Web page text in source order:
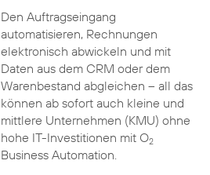
Den Auftragseingang
automatisieren, Rechnungen
elektronisch abwickeln und mit
Daten aus dem CRM oder dem
Warenbestand abgleichen – all das
können ab sofort auch kleine und
mittlere Unternehmen (KMU) ohne
hohe IT-Investitionen mit O2
Business Automation.